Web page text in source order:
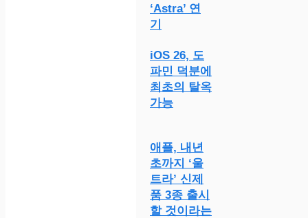
‘Astra’ 연
기
iOS 26, 도
파민 덕분에
최초의 탈옥
가능
애플, 내년
초까지 ‘울
트라’ 신제
품 3종 출시
할 것이라는